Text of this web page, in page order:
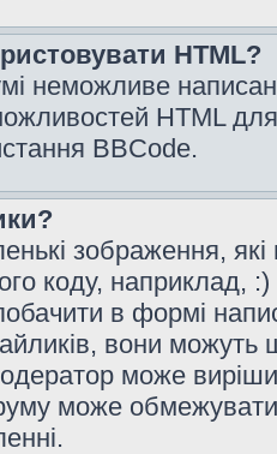
HTML?
неможливе
HTML
BBCode.
зображення, які
коду, наприклад,
в формі
вони
може
може обмежувати